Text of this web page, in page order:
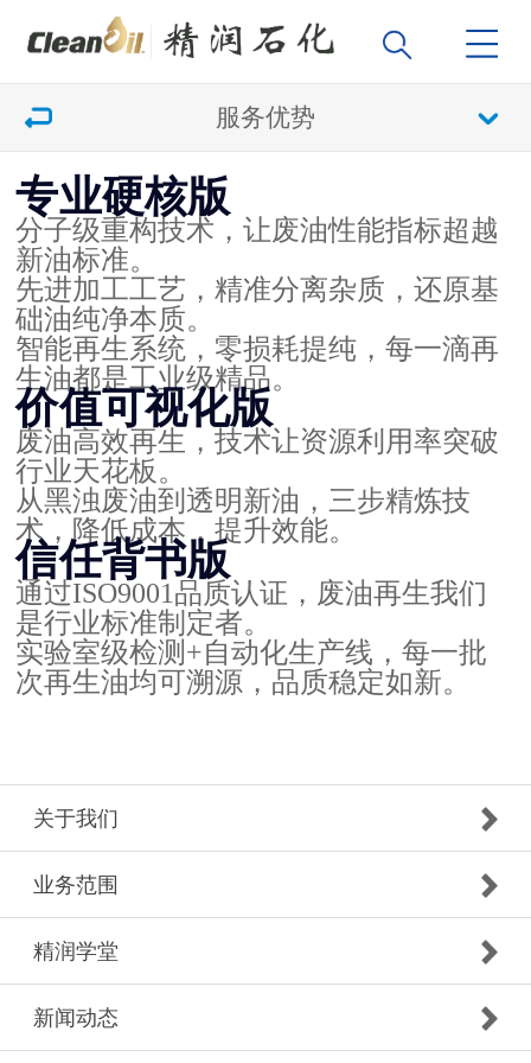
服务优势
专业硬核版
分子级重构技术，让废油性能指标超越
新油标准。
先进加工工艺，精准分离杂质，还原基
础油纯净本质。
智能再生系统，零损耗提纯，每一滴再
生油都是工业级精品。
价值可视化版
废油高效再生，技术让资源利用率突破
行业天花板。
从黑浊废油到透明新油，三步精炼技
术，降低成本，提升效能。
信任背书版
通过ISO9001品质认证，废油再生我们
是行业标准制定者。
实验室级检测+自动化生产线，每一批
次再生油均可溯源，品质稳定如新。
关于我们
业务范围
精润学堂
新闻动态